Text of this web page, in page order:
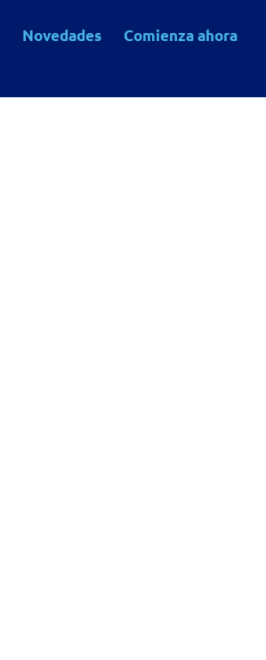
Novedades Comienza ahora